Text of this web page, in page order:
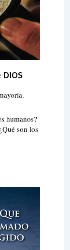
DIOS
humanos?
son los